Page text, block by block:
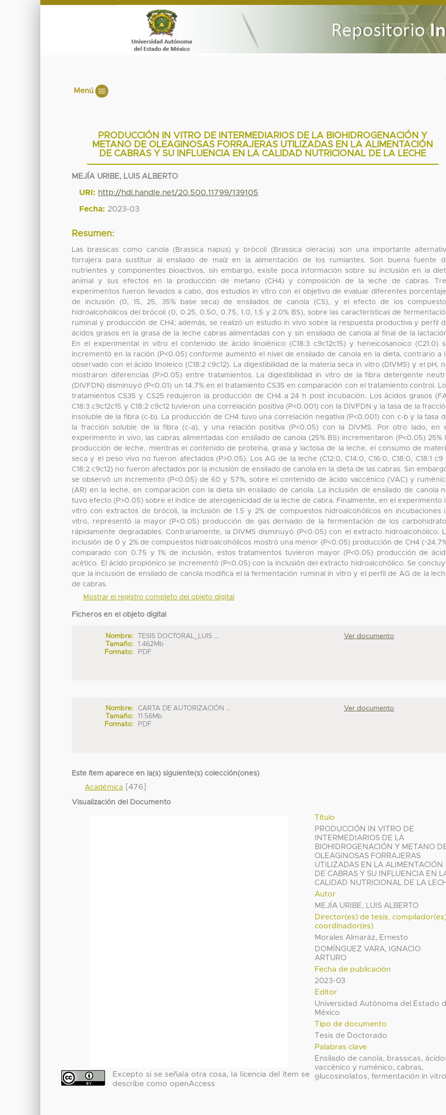
Menú
PRODUCCIÓN IN VITRO DE INTERMEDIARIOS DE LA BIOHIDROGENACIÓN Y
METANO DE OLEAGINOSAS FORRAJERAS UTILIZADAS EN LA ALIMENTACIÓN
DE CABRAS Y SU INFLUENCIA EN LA CALIDAD NUTRICIONAL DE LA LECHE
MEJÍA URIBE, LUIS ALBERTO
URI: http://hdl.handle.net/20.500.11799/139105
Fecha: 2023-03
Resumen:
Las brassicas como canola (Brassica napus) y brócoli (Brassica oleracia) son una importante
forrajera para sustituir al ensilado de maíz en la alimentación de los rumiantes. Son buena fuente
nutrientes y componentes bioactivos, sin embargo, existe poca información sobre su inclusión en la
animal y sus efectos en la producción de metano (CH4) y composición de la leche de cabras.
experimentos fueron llevados a cabo, dos estudios in vitro con el objetivo de evaluar diferentes
de inclusión (0, 15, 25, 35% base seca) de ensilados de canola (CS), y el efecto de los
hidroalcohólicos del brócoli (0, 0.25, 0.50, 0.75, 1.0, 1.5 y 2.0% BS), sobre las características de
ruminal y producción de CH4; además, se realizó un estudio in vivo sobre la respuesta productiva y perfil
ácidos grasos en la grasa de la leche cabras alimentadas con y sin ensilado de canola al final de la
En el experimental in vitro el contenido de ácido linolénico (C18:3 c9c12c15) y heneicosanoico (C21:0)
incrementó en la ración (P<0.05) conforme aumentó el nivel de ensilado de canola en la dieta, contrario a
observado con el ácido linoleico (C18:2 c9c12). La digestibilidad de la materia seca in vitro (DIVMS) y el pH,
mostraron diferencias (P>0.05) entre tratamientos. La digestibilidad in vitro de la fibra detergente
(DIVFDN) disminuyó (P<0.01) un 14.7% en el tratamiento CS35 en comparación con el tratamiento control.
tratamientos CS35 y CS25 redujeron la producción de CH4 a 24 h post incubación. Los ácidos grasos
C18:3 c9c12c15 y C18:2 c9c12 tuvieron una correlación positiva (P<0.001) con la DIVFDN y la tasa de la
insoluble de la fibra (c-b). La producción de CH4 tuvo una correlación negativa (P<0.001) con c-b y la tasa
la fracción soluble de la fibra (c-a), y una relación positiva (P<0.05) con la DIVMS. Por otro lado, en
experimento in vivo, las cabras alimentadas con ensilado de canola (25% BS) incrementaron (P<0.05) 25%
producción de leche, mientras el contenido de proteína, grasa y lactosa de la leche, el consumo de
seca y el peso vivo no fueron afectados (P>0.05). Los AG de la leche (C12:0, C14:0, C16:0, C18:0, C18:1 c9
C18:2 c9c12) no fueron afectados por la inclusión de ensilado de canola en la dieta de las cabras. Sin
se observó un incremento (P<0.05) de 60 y 57%, sobre el contenido de ácido vaccénico (VAC) y
(AR) en la leche, en comparación con la dieta sin ensilado de canola. La inclusión de ensilado de canola
tuvo efecto (P>0.05) sobre el índice de aterogenicidad de la leche de cabra. Finalmente, en el experimento
vitro con extractos de brócoli, la inclusión de 1.5 y 2% de compuestos hidroalcohólicos en incubaciones
vitro, representó la mayor (P<0.05) producción de gas derivado de la fermentación de los
rápidamente degradables. Contrariamente, la DIVMS disminuyó (P<0.05) con el extracto hidroalcohólico.
inclusión de 0 y 2% de compuestos hidroalcohólicos mostró una menor (P<0.05) producción de CH4
comparado con 0.75 y 1% de inclusión, estos tratamientos tuvieron mayor (P<0.05) producción de
acético. El ácido propiónico se incrementó (P<0.05) con la inclusión del extracto hidroalcohólico. Se
que la inclusión de ensilado de canola modifica el la fermentación ruminal in vitro y el perfil de AG de la
de cabras.
Mostrar el registro completo del objeto digital
Ficheros en el objeto digital
Nombre:
TESIS DOCTORAL_LUIS ...
Tamaño:
1.462Mb
Formato:
PDF
Ver documento
Nombre:
CARTA DE AUTORIZACIÓN ...
Tamaño:
11.56Mb
Formato:
PDF
Ver documento
Este ítem aparece en la(s) siguiente(s) colección(ones)
Académica [476]
Visualización del Documento
Título
PRODUCCIÓN IN VITRO DE
INTERMEDIARIOS DE LA
BIOHIDROGENACIÓN Y METANO
OLEAGINOSAS FORRAJERAS
UTILIZADAS EN LA ALIMENTACIÓN
DE CABRAS Y SU INFLUENCIA EN
CALIDAD NUTRICIONAL DE LA
Autor
MEJÍA URIBE, LUIS ALBERTO
Director(es) de tesis,
coordinador(es)
Morales Almaráz, Ernesto
DOMÍNGUEZ VARA, IGNACIO
ARTURO
Fecha de publicación
2023-03
Editor
Universidad Autónoma del Estado
México
Tipo de documento
Tesis de Doctorado
Palabras clave
Ensilado de canola, brassicas,
vaccénico y ruménico, cabras,
glucosinolatos, fermentación in
Excepto si se señala otra cosa, la licencia del ítem se
describe como openAccess